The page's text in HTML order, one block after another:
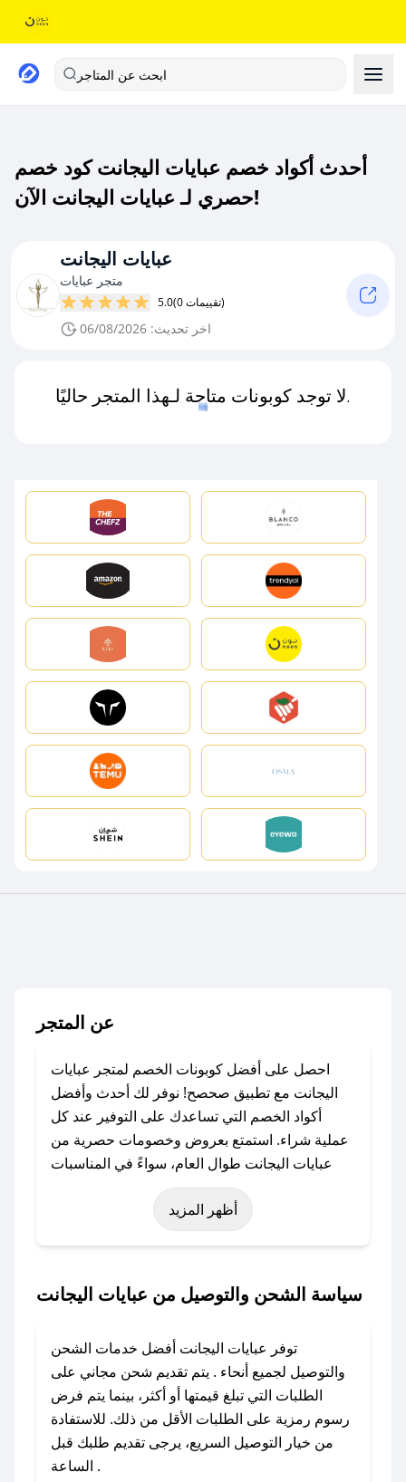
ابحث عن المتاجر
أحدث أكواد خصم عبايات اليجانت كود خصم
حصري لـ عبايات اليجانت الآن!
عبايات اليجانت
متجر عبايات
5.0 (0 تقييمات)
اخر تحديث: 06/08/2026
لا توجد كوبونات متاحة لـهذا المتجر حاليًا.
عن المتجر
احصل على أفضل كوبونات الخصم لمتجر عبايات
اليجانت مع تطبيق صحصح! نوفر لك أحدث وأفضل
أكواد الخصم التي تساعدك على التوفير عند كل
عملية شراء. استمتع بعروض وخصومات حصرية من
عبايات اليجانت طوال العام، سواءً في المناسبات
مثل عيد الفطر، عيد الأضحى، الجمعة البيضاء (شهر
نوفمبر)، رمضان، اليوم الوطني، يوم التأسيس، أو
حتى عروض خاصة أخرى.
اليجانت؟
كود خصم عبايات اليجانت. وفي حال عدم توفر
الكوبون، تواصل معنا عبر تويتر أو البريد الإلكتروني
لإضافته بسرعة.
### كيفية استخدام كود خصم عبايات اليجانت؟
1. انسخ كود الخصم من تطبيق صحصح.
أظهر المزيد
سياسة الشحن والتوصيل من عبايات اليجانت
توفر عبايات اليجانت أفضل خدمات الشحن
والتوصيل لجميع أنحاء . يتم تقديم شحن مجاني على
الطلبات التي تبلغ قيمتها أو أكثر، بينما يتم فرض
رسوم رمزية على الطلبات الأقل من ذلك. للاستفادة
من خيار التوصيل السريع، يرجى تقديم طلبك قبل
الساعة .